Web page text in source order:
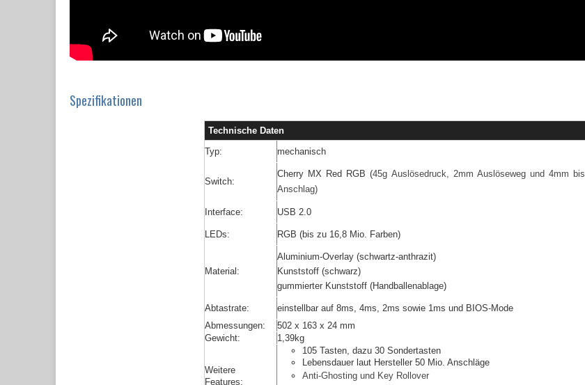
Spezifikationen
Technische Daten
Typ:
mechanisch
Switch:
Cherry MX Red RGB (45g Auslösedruck, 2mm Auslöseweg und 4mm bis
Anschlag)
Interface: USB 2.0
LEDs: RGB (bis zu 16,8 Mio. Farben)
Material:
Aluminium-Overlay (schwartz-anthrazit)
Kunststoff (schwarz)
gummierter Kunststoff (Handballenablage)
Abtastrate:
einstellbar auf 8ms, 4ms, 2ms sowie 1ms und BIOS-Mode
Abmessungen:
502 x 163 x 24 mm
Gewicht:
1,39kg
Weitere
Features:
105 Tasten, dazu 30 Sondertasten
Lebensdauer laut Hersteller 50 Mio. Anschläge
Anti-Ghosting und Key Rollover